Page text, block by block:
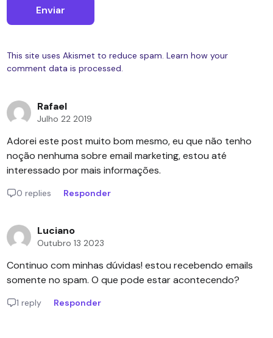
This site uses Akismet to reduce spam. Learn how your
comment data is processed.
Rafael
Julho 22 2019
Adorei este post muito bom mesmo, eu que não tenho
noção nenhuma sobre email marketing, estou até
interessado por mais informações.
0 replies Responder
Luciano
Outubro 13 2023
Continuo com minhas dúvidas! estou recebendo emails
somente no spam. O que pode estar acontecendo?
1 reply Responder